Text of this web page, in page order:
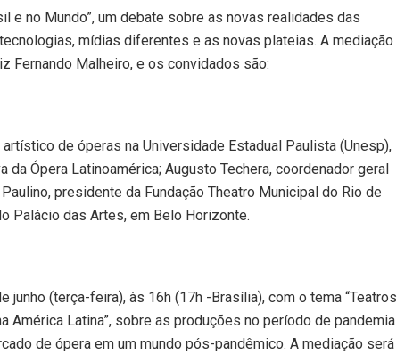
e no Mundo”, um debate sobre as novas realidades das
mídias diferentes e as novas plateias. A mediação
Fernando Malheiro, e os convidados são:
de óperas na Universidade Estadual Paulista (Unesp),
Ópera Latinoamérica; Augusto Techera, coordenador geral
presidente da Fundação Theatro Municipal do Rio de
Palácio das Artes, em Belo Horizonte.
junho (terça-feira), às 16h (17h -Brasília), com o tema “Teatros
América Latina”, sobre as produções no período de pandemia
de ópera em um mundo pós-pandêmico. A mediação será